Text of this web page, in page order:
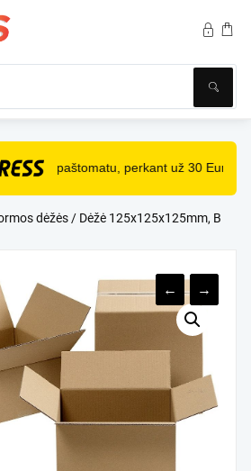
paštomatu, perkant už 30 Eur ir
dėžės/ Dėžė 125x125x125mm, B
← →